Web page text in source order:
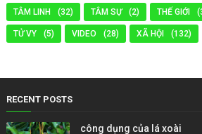
TÂM LINH (32) TÂM SỰ (2) THẾ GIỚI
TỬ VY (5) VIDEO (28) XÃ HỘI (132)
RECENT POSTS
công dụng của lá xoài